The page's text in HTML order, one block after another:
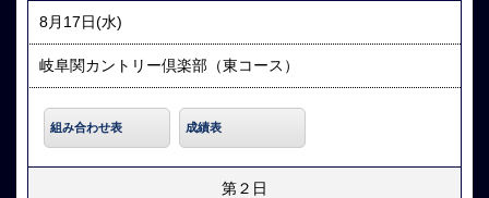
8月17日(水)
岐阜関カントリー倶楽部（東コース）
組み合わせ表 成績表
第２日